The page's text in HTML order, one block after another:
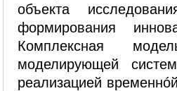
объекта
формирования
Комплексная
моделирующей
реализацией